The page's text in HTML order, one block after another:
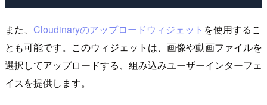
また、 Cloudinaryのアップロードウィジェット を使用するこ
とも可能です。このウィジェットは、画像や動画ファイルを
選択してアップロードする、組み込みユーザーインターフェ
イスを提供します。